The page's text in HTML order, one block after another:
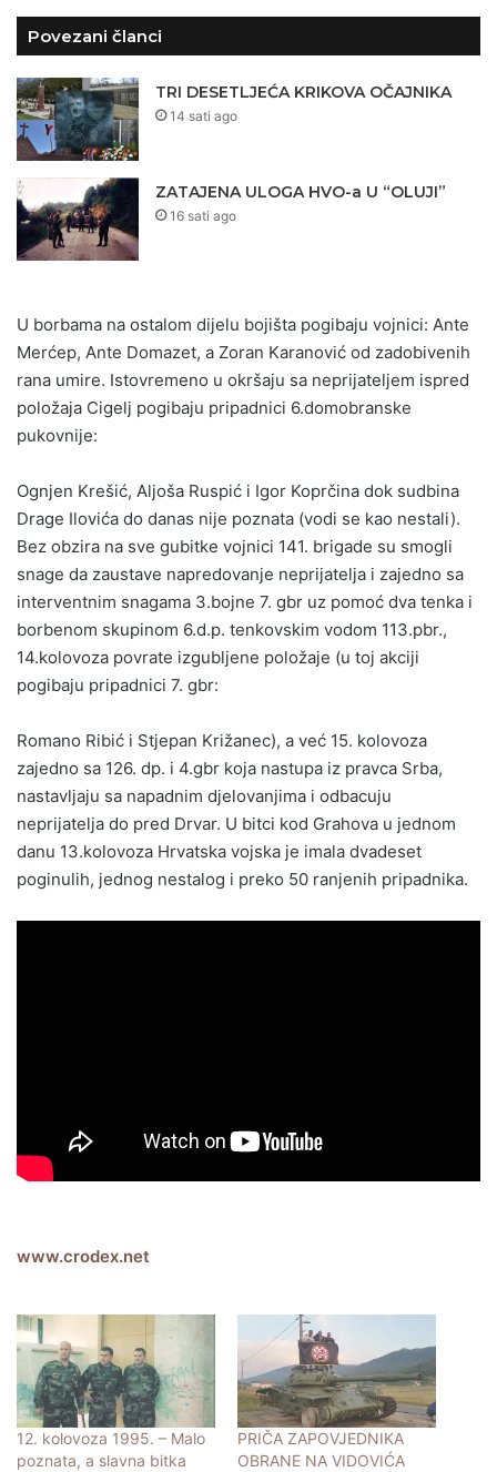
Povezani članci
TRI DESETLJEĆA KRIKOVA OČAJNIKA
14 sati ago
ZATAJENA ULOGA HVO-a U “OLUJI”
16 sati ago
U borbama na ostalom dijelu bojišta pogibaju vojnici: Ante
Merćep, Ante Domazet, a Zoran Karanović od zadobivenih
rana umire. Istovremeno u okršaju sa neprijateljem ispred
položaja Cigelj pogibaju pripadnici 6.domobranske
pukovnije:
Ognjen Krešić, Aljoša Ruspić i Igor Koprčina dok sudbina
Drage Ilovića do danas nije poznata (vodi se kao nestali).
Bez obzira na sve gubitke vojnici 141. brigade su smogli
snage da zaustave napredovanje neprijatelja i zajedno sa
interventnim snagama 3.bojne 7. gbr uz pomoć dva tenka i
borbenom skupinom 6.d.p. tenkovskim vodom 113.pbr.,
14.kolovoza povrate izgubljene položaje (u toj akciji
pogibaju pripadnici 7. gbr:
Romano Ribić i Stjepan Križanec), a već 15. kolovoza
zajedno sa 126. dp. i 4.gbr koja nastupa iz pravca Srba,
nastavljaju sa napadnim djelovanjima i odbacuju
neprijatelja do pred Drvar. U bitci kod Grahova u jednom
danu 13.kolovoza Hrvatska vojska je imala dvadeset
poginulih, jednog nestalog i preko 50 ranjenih pripadnika.
www.crodex.net
12. kolovoza 1995. – Malo
poznata, a slavna bitka
PRIČA ZAPOVJEDNIKA
OBRANE NA VIDOVIĆA